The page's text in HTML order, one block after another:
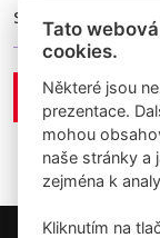
Světlo pro metro
Zobrazit vše
Tato
cookies.
Některé jsou
prezentace.
mohou
naše stránky a
zejména k
Kliknutím na